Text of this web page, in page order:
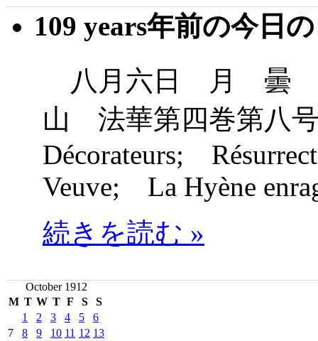
109 years年前の今日
八月六日 月 曇
山 法華第四巻第八
Décorateurs;
Veuve; La Hyène
続きを読む »
October 1912
M T W T F S S
1 2 3 4 5
6
7
8 9 10 11 12 13